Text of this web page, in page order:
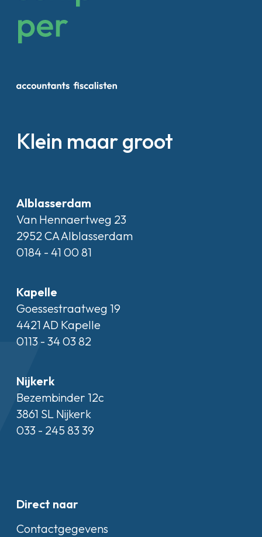
Klein maar groot
Alblasserdam
Van Hennaertweg 23
2952 CA Alblasserdam
0184 - 41 00 81
Kapelle
Goessestraatweg 19
4421 AD Kapelle
0113 - 34 03 82
Nijkerk
Bezembinder 12c
3861 SL Nijkerk
033 - 245 83 39
Direct naar
Contactgegevens